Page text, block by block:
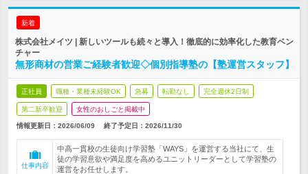
新着
株式会社メイツ | 新しいツールも続々と導入！徹底的に効率化した教育ベン
チャー
無形商材の営業ご経験者歓迎◇個別指導塾の【塾運営スタッフ】
正社員 職種・業種未経験OK 急募 転勤なし 完全週休2日制
第二新卒歓迎 女性のおしごと掲載中
情報更新日：2026/06/09 終了予定日： 2026/11/30
仕事内容
中高一貫校の生徒向け学習塾「WAYS」を運営する当社にて、生
徒の学習意欲や満足度を高めるユニットリーダーとして学習塾の
運営をお任せします。